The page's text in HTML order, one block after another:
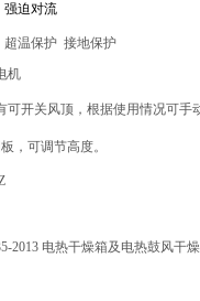
迫对流
温保护 接地保护
机
可开关风顶，根据使用情况可手
，可调节高度。
2013 电热干燥箱及电热鼓风干